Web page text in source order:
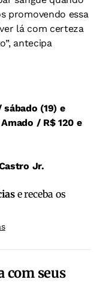
promovendo essa
lá com certeza
antecipa
(19) e
/ R$ 120 e
Jr.
e receba os
com seus